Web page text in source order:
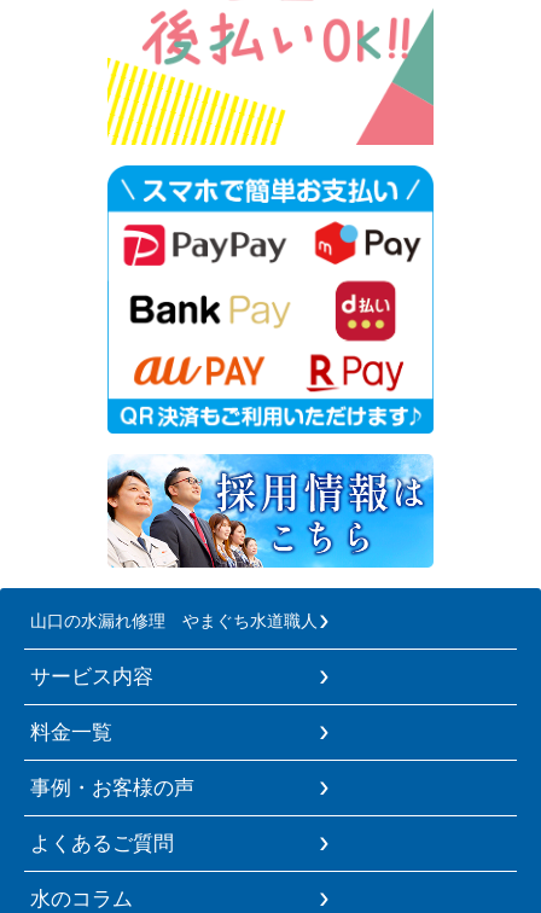
山口の水漏れ修理 やまぐち水道職人
サービス内容
料金一覧
事例・お客様の声
よくあるご質問
水のコラム